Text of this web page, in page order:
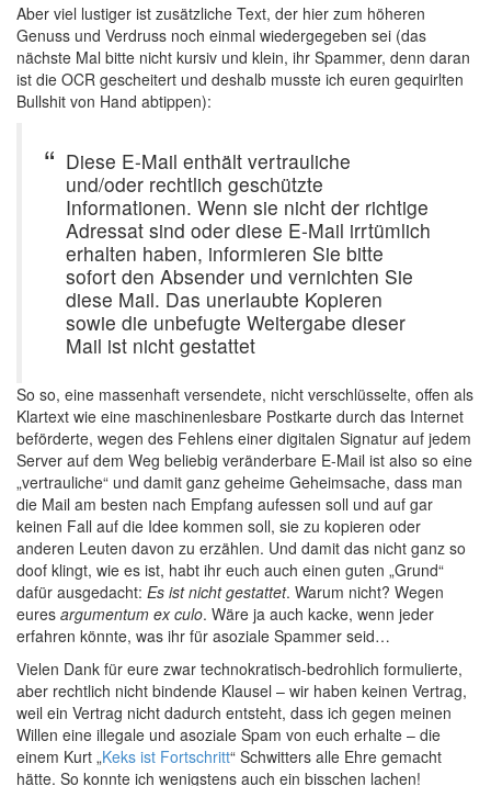
Aber viel lustiger ist zusätzliche Text, der hier zum höheren
Genuss und Verdruss noch einmal wiedergegeben sei (das
nächste Mal bitte nicht kursiv und klein, ihr Spammer, denn daran
ist die OCR gescheitert und deshalb musste ich euren gequirlten
Bullshit von Hand abtippen):
Diese E-Mail enthält vertrauliche
und/oder rechtlich geschützte
Informationen. Wenn sie nicht der richtige
Adressat sind oder diese E-Mail irrtümlich
erhalten haben, informieren Sie bitte
sofort den Absender und vernichten Sie
diese Mail. Das unerlaubte Kopieren
sowie die unbefugte Weitergabe dieser
Mail ist nicht gestattet
So so, eine massenhaft versendete, nicht verschlüsselte, offen als
Klartext wie eine maschinenlesbare Postkarte durch das Internet
beförderte, wegen des Fehlens einer digitalen Signatur auf jedem
Server auf dem Weg beliebig veränderbare E-Mail ist also so eine
„vertrauliche“ und damit ganz geheime Geheimsache, dass man
die Mail am besten nach Empfang aufessen soll und auf gar
keinen Fall auf die Idee kommen soll, sie zu kopieren oder
anderen Leuten davon zu erzählen. Und damit das nicht ganz so
doof klingt, wie es ist, habt ihr euch auch einen guten „Grund“
dafür ausgedacht: Es ist nicht gestattet. Warum nicht? Wegen
eures argumentum ex culo. Wäre ja auch kacke, wenn jeder
erfahren könnte, was ihr für asoziale Spammer seid…
Vielen Dank für eure zwar technokratisch-bedrohlich formulierte,
aber rechtlich nicht bindende Klausel – wir haben keinen Vertrag,
weil ein Vertrag nicht dadurch entsteht, dass ich gegen meinen
Willen eine illegale und asoziale Spam von euch erhalte – die
einem Kurt „Keks ist Fortschritt“ Schwitters alle Ehre gemacht
hätte. So konnte ich wenigstens auch ein bisschen lachen!